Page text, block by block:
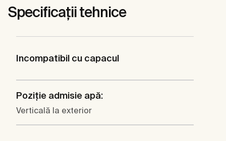
Specificații tehnice
Incompatibil cu capacul
Poziţie admisie apă:
Verticală la exterior